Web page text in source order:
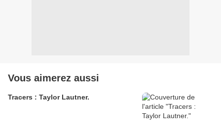
Vous aimerez aussi
Tracers : Taylor Lautner.